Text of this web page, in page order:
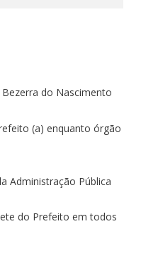
do Nascimento
(a) enquanto órgão
Administração Pública
do Prefeito em todos